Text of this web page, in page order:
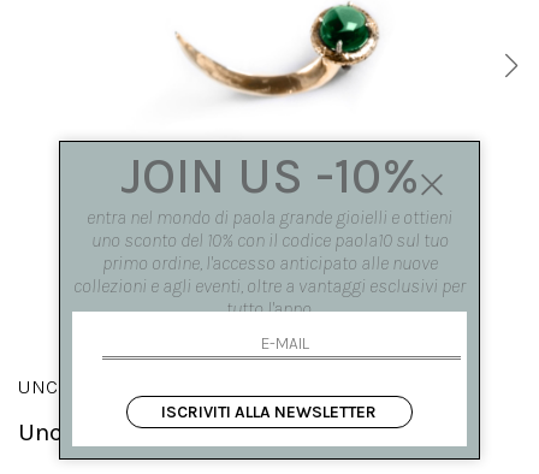
UNCINI
Uncino con cristallo verde
JOIN US -10%
entra nel mondo di paola grande gioielli e ottieni
uno sconto del 10% con il codice paola10 sul tuo
primo ordine, l'accesso anticipato alle nuove
collezioni e agli eventi, oltre a vantaggi esclusivi per
tutto l'anno.
ISCRIVITI ALLA NEWSLETTER